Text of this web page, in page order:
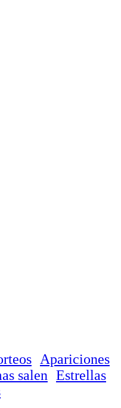
Apariciones
salen Estrellas